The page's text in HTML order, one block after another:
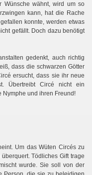
Wünsche wähnt, wird um so
kann, hat die Rache
konnte, werden etwas
gefällt. Doch dazu benötigt
gedenkt, auch richtig
dass die schwarzen Götter
ersucht, dass sie ihr neue
Übertreibt Circé nicht ein
Nymphe und ihren Freund!
Um das Wüten Circés zu
Tödliches Gift trage
wurde. Sie soll von der